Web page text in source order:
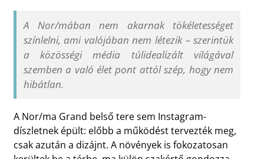
A Nor/mában nem akarnak tökéletességet
színlelni, ami valójában nem létezik – szerintük
a közösségi média túlidealizált világával
szemben a való élet pont attól szép, hogy nem
hibátlan.
A Nor/ma Grand belső tere sem Instagram-
díszletnek épült: előbb a működést tervezték meg,
csak azután a dizájnt. A növények is fokozatosan